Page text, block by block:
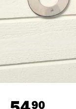
90